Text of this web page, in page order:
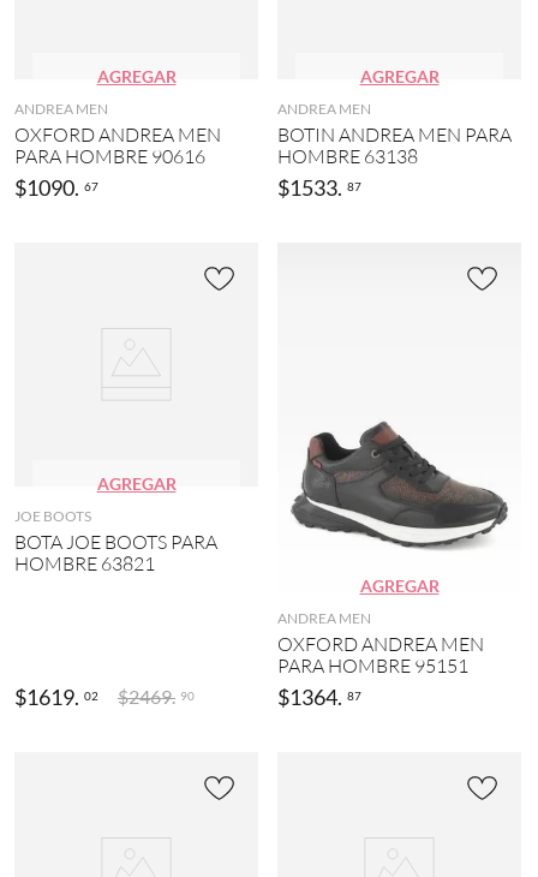
AGREGAR
ANDREA MEN
OXFORD ANDREA MEN
PARA HOMBRE 90616
$1090. 67
AGREGAR
ANDREA MEN
BOTIN ANDREA MEN PARA
HOMBRE 63138
$1533. 87
AGREGAR
JOE BOOTS
BOTA JOE BOOTS PARA
HOMBRE 63821
$1619. 02 $2469. 90
AGREGAR
ANDREA MEN
OXFORD ANDREA MEN
PARA HOMBRE 95151
$1364. 87